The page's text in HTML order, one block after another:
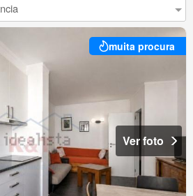
muita procura
Ver foto